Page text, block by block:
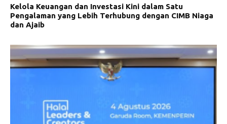
Kelola Keuangan dan Investasi Kini dalam Satu
Pengalaman yang Lebih Terhubung dengan CIMB Niaga
dan Ajaib